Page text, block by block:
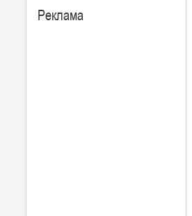
Реклама